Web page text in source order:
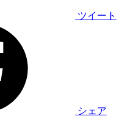
ツイート
シェア